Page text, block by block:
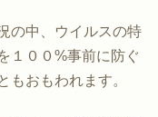
の中、ウイルスの特
１００ %事前に防ぐ
もおもわれます。